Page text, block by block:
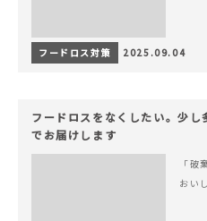
フードロス対策 2025.09.04
フードロスをなくしたい。少
でお届けします
「破
おい